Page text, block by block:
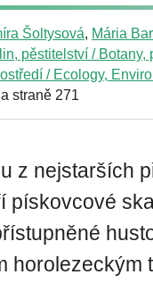
Šoltysová, Mária
pěstitelství / Botany,
/ Ecology,
straně 271
z nejstarších
pískovcové
horolezeckým